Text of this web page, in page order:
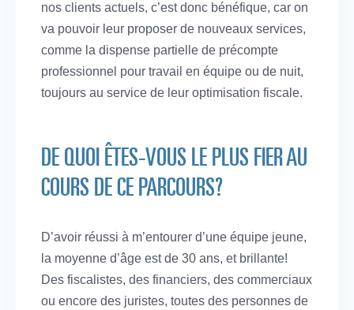
nos clients actuels, c’est donc bénéfique, car on
va pouvoir leur proposer de nouveaux services,
comme la dispense partielle de précompte
professionnel pour travail en équipe ou de nuit,
toujours au service de leur optimisation fiscale.
DE QUOI ÊTES-VOUS LE PLUS FIER AU
COURS DE CE PARCOURS?
D’avoir réussi à m’entourer d’une équipe jeune,
la moyenne d’âge est de 30 ans, et brillante!
Des fiscalistes, des financiers, des commerciaux
ou encore des juristes, toutes des personnes de